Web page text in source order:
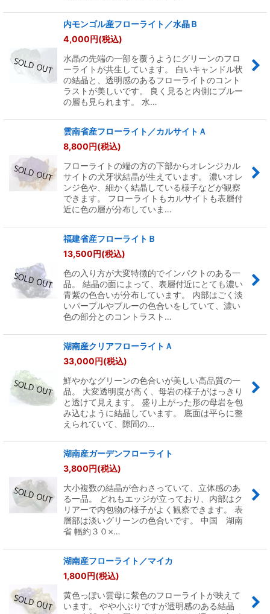
内モンゴル産フローライト／水晶Ｂ
4,000円(税込)
水晶の先端の一部を覆うようにグリーンのフロ
ーライトが共生しています。 白いキャンドル状
の結晶と、透明感のあるフローライトのコント
ラストが美しいです。 良く見ると内側にブルー
の層も見られます。 水…
雲南省産フローライト／カルサイトＡ
8,800円(税込)
フローライトの端の方の下部からオレンジカル
サイトの犬牙状結晶が生えています。 濃いオレ
ンジ色や、細かく結晶している様子などが観察
できます。 フローライトもカルサイトも表層付
近に色の層が分布していま…
福建省産フローライトＢ
13,500円(税込)
色の入り方が大変特徴的でインパクトのある一
品。 結晶の面によって、表層付近にとても濃い
青紫の色合いが分布しています。 内部はごく淡
いパープルやブルーの色合いをしていて、濃い
色の部分とのコントラスト…
湖南産クリアフローライトＡ
33,000円(税込)
鮮やかなグリーンの色合いが美しい高品質の一
品。 大変透明度が高く、母岩の様子がはっきり
と透けて見えます。 盛り上がった形の母岩を包
み込むように結晶しています。 底面は平らに整
えられていて、隙間の…
湖南産ガーデンフローライト
3,800円(税込)
大小複数の結晶が合わさっていて、立体感のあ
る一品。 どれもエッジが立っており、内部はク
リアーで内包物の様子がよく観察できます。 表
層部は淡いグリーンの色合いです。 中国 湖南
省 幅約３０×…
湖南産フローライト／マイカ
1,800円(税込)
黄色っぽい雲母に紫色のフローライトが映えて
います。 やや小ぶりですが透明感のある結晶